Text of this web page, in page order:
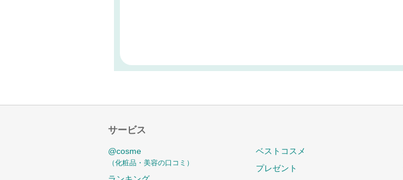
サービス
@cosme
（化粧品・美容の口コミ）
ベストコスメ
プレゼント